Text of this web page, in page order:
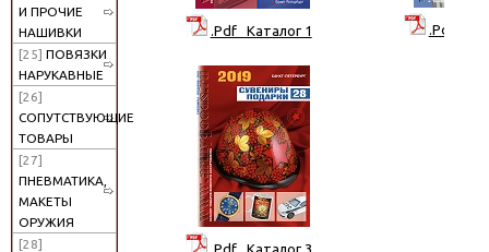
И ПРОЧИЕ
НАШИВКИ
[25] ПОВЯЗКИ
НАРУКАВНЫЕ
[26]
СОПУТСТВУЮЩИЕ
ТОВАРЫ
[27]
ПНЕВМАТИКА,
МАКЕТЫ
ОРУЖИЯ
[28]
.Pdf Каталог 1 .Pdf
.Pdf Каталог 3